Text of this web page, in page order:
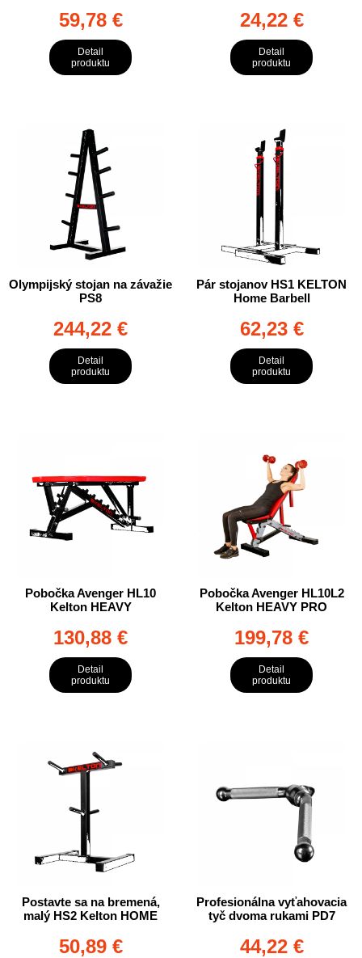
59,78 €
Detail
produktu
24,22 €
Detail
produktu
Olympijský stojan na závažie
PS8
244,22 €
Detail
produktu
Pár stojanov HS1 KELTON
Home Barbell
62,23 €
Detail
produktu
Pobočka Avenger HL10
Kelton HEAVY
130,88 €
Detail
produktu
Pobočka Avenger HL10L2
Kelton HEAVY PRO
199,78 €
Detail
produktu
Postavte sa na bremená,
malý HS2 Kelton HOME
50,89 €
Profesionálna vyťahovacia
tyč dvoma rukami PD7
44,22 €